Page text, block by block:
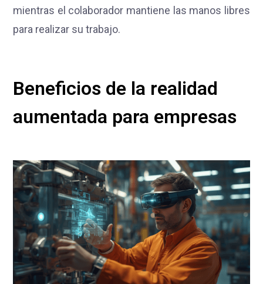
mientras el colaborador mantiene las manos libres
para realizar su trabajo.
Beneficios de la realidad
aumentada para empresas